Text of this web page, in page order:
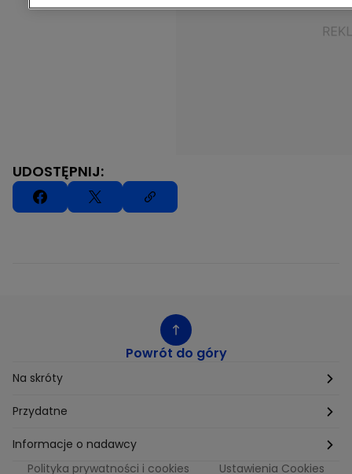
UDOSTĘPNIJ:
Powrót do góry
Na skróty
Etyka
Supplier Diversity
Przydatne
Biuro Prasowe
Informacje o nadawcy
Polityka prywatności i cookies Ustawienia Cookies